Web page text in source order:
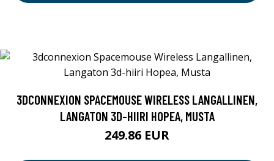
3DCONNEXION SPACEMOUSE WIRELESS LANGALLINEN,
LANGATON 3D-HIIRI HOPEA, MUSTA
249.86 EUR